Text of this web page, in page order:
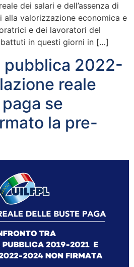
dei salari e dell’assenza di
valorizzazione economica e
e dei lavoratori del
in questi giorni in […]
pubblica 2022-
reale
se
la pre-